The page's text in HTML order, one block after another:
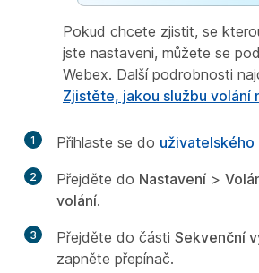
Pokud chcete zjistit, se
jste nastaveni, můžete se
Webex. Další podrobnosti
Zjistěte, jakou službu volání
1 Přihlaste se do uživatelského
2 Přejděte do Nastavení >
volání.
3 Přejděte do části Sekvenční
zapněte přepínač.